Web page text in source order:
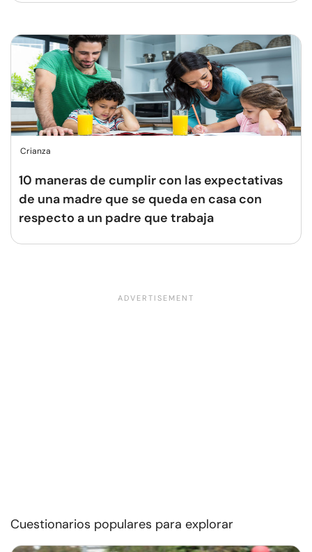
Crianza
10 maneras de cumplir con las expectativas
de una madre que se queda en casa con
respecto a un padre que trabaja
Cuestionarios populares para explorar